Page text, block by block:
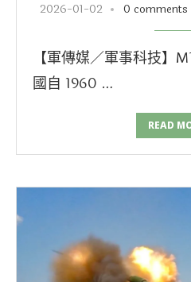
2026-01-02 0 comments
【軍傳媒／軍事科技】
國自 1960 …
READ